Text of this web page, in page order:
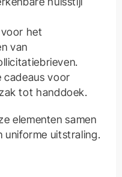
het
van
voor
tot handdoek.
elementen samen
uniforme uitstraling.